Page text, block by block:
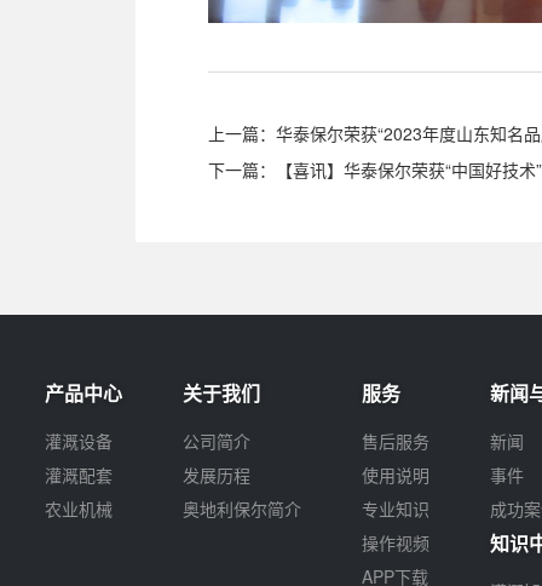
上一篇： 华泰保尔荣获“2023年度山东知名
下一篇：
【喜讯】华泰保尔荣获“中国好技术
产品中心
灌溉设备
灌溉配套
农业机械
关于我们
公司简介
发展历程
奥地利保尔简介
服务
售后服务
使用说明
专业知识
操作视频
APP下载
新闻
新闻
事件
成功
知识